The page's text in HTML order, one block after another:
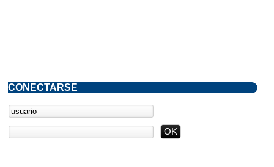
CONECTARSE